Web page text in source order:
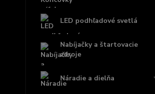
LED podhľadové svetlá
Nabíjačky a štartovacie
zdroje
Náradie a dielňa